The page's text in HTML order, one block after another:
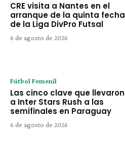
CRE visita a Nantes en el
arranque de la quinta fecha
de la Liga DivPro Futsal
6 de agosto de 2026
Fútbol Femenil
Las cinco clave que llevaron
a Inter Stars Rush a las
semifinales en Paraguay
6 de agosto de 2026